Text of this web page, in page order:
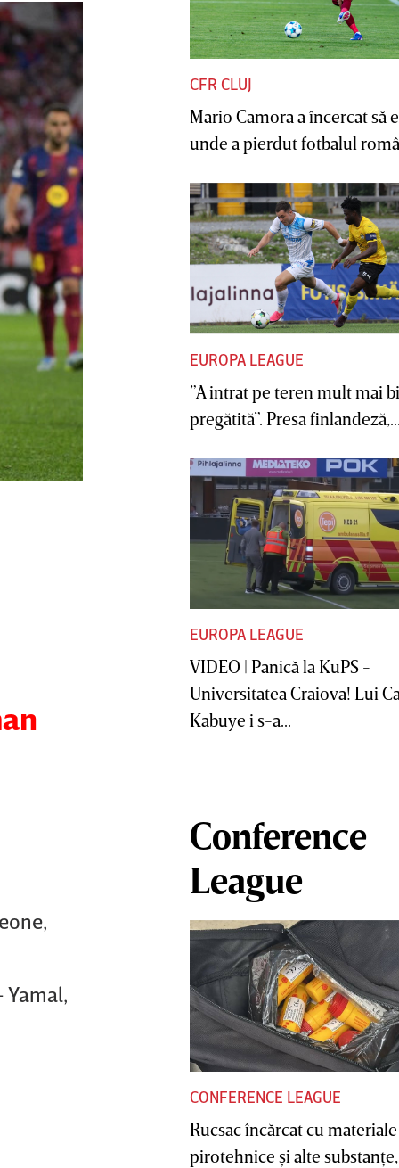
Yamal,
CFR CLUJ
Mario Camora a încercat să
unde a pierdut fotbalul
EUROPA LEAGUE
”A intrat pe teren mult mai
pregătită”. Presa
EUROPA LEAGUE
VIDEO | Panică la KuPS -
Universitatea Craiova! Lui
Kabuye i s-a...
Conference
League
CONFERENCE LEAGUE
Rucsac încărcat cu materiale
pirotehnice şi alte substanţe,